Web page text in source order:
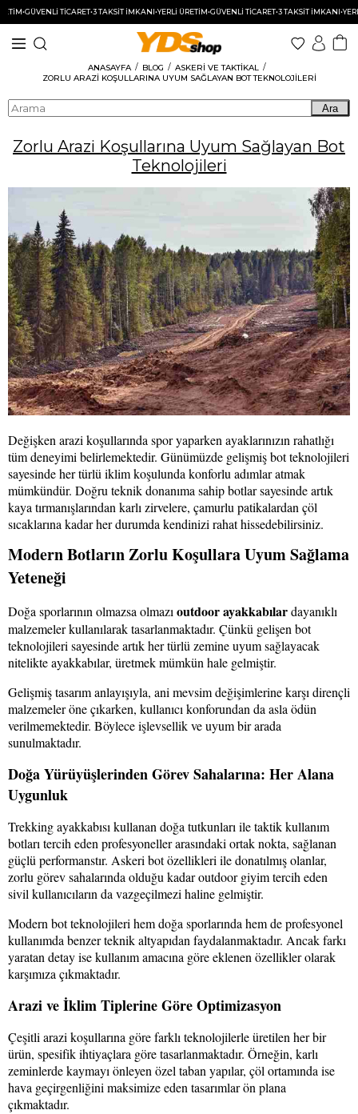
GÜVENLİ TİCARET•3 TAKSİT İMKANI•YERLİ ÜRETİM•GÜVENLİ TİCARET•3 TAKSİT İMKANI•YERLİ
ANASAYFA BLOG
ASKERI VE TAKTIKAL
ZORLU ARAZI KOŞULLARINA UYUM SAĞLAYAN BOT TEKNOLOJILERI
Ara
Zorlu Arazi Koşullarına Uyum Sağlayan Bot
Teknolojileri
Değişken arazi koşullarında spor yaparken ayaklarınızın rahatlığı
tüm deneyimi belirlemektedir. Günümüzde gelişmiş bot teknolojileri
sayesinde her türlü iklim koşulunda konforlu adımlar atmak
mümkündür. Doğru teknik donanıma sahip botlar sayesinde artık
kaya tırmanışlarından karlı zirvelere, çamurlu patikalardan çöl
sıcaklarına kadar her durumda kendinizi rahat hissedebilirsiniz.
Modern Botların Zorlu Koşullara Uyum Sağlama
Yeteneği
Doğa sporlarının olmazsa olmazı outdoor ayakkabılardayanıklı
malzemeler kullanılarak tasarlanmaktadır. Çünkü gelişen bot
teknolojileri sayesinde artık her türlü zemine uyum sağlayacak
nitelikte ayakkabılar, üretmek mümkün hale gelmiştir.
Gelişmiş tasarım anlayışıyla, ani mevsim değişimlerine karşı dirençli
malzemeler öne çıkarken, kullanıcı konforundan da asla ödün
verilmemektedir. Böylece işlevsellik ve uyum bir arada
sunulmaktadır.
Doğa Yürüyüşlerinden Görev Sahalarına: Her Alana
Uygunluk
Trekking ayakkabısı kullanan doğa tutkunları ile taktik kullanım
botları tercih eden profesyoneller arasındaki ortak nokta, sağlanan
güçlü performanstır. Askeri bot özellikleri ile donatılmış olanlar,
zorlu görev sahalarında olduğu kadar outdoor giyim tercih eden
sivil kullanıcıların da vazgeçilmezi haline gelmiştir.
Modern bot teknolojileri hem doğa sporlarında hem de profesyonel
kullanımda benzer teknik altyapıdan faydalanmaktadır. Ancak farkı
yaratan detay ise kullanım amacına göre eklenen özellikler olarak
karşımıza çıkmaktadır.
Arazi ve İklim Tiplerine Göre Optimizasyon
Çeşitli arazi koşullarına göre farklı teknolojilerle üretilen her bir
ürün, spesifik ihtiyaçlara göre tasarlanmaktadır. Örneğin, karlı
zeminlerde kaymayı önleyen özel taban yapılar, çöl ortamında ise
hava geçirgenliğini maksimize eden tasarımlar ön plana
çıkmaktadır.